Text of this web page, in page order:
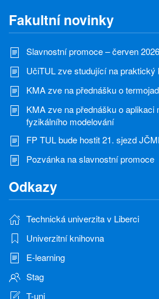
Fakultní novinky
Slavnostní promoce – červen 2026
UčiTUL zve studující na
KMA zve na přednášku o
KMA zve na přednášku o aplikaci
fyzikálního modelování
FP TUL bude hostit 21. sjezd
Pozvánka na slavnostní promoce
Odkazy
Technická univerzita v Liberci
Univerzitní knihovna
E-learning
Stag
T-uni